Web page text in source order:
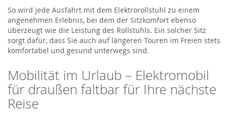
So wird jede Ausfahrt mit dem Elektrorollstuhl zu einem
angenehmen Erlebnis, bei dem der Sitzkomfort ebenso
überzeugt wie die Leistung des Rollstuhls. Ein solcher Sitz
sorgt dafür, dass Sie auch auf längeren Touren im Freien stets
komfortabel und gesund unterwegs sind.
Mobilität im Urlaub – Elektromobil
für draußen faltbar für Ihre nächste
Reise